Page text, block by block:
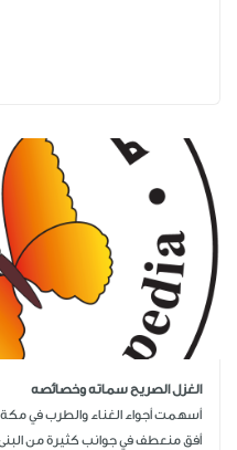
الغزل الصريح سماته وخصائصه
أسهمت أجواء الغناء والطرب في مكة
أفق منعطف في جوانب كثيرة من